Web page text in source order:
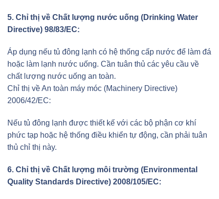
5. Chỉ thị về Chất lượng nước uống (Drinking Water
Directive) 98/83/EC:
Áp dụng nếu tủ đông lạnh có hệ thống cấp nước để làm đá
hoặc làm lạnh nước uống. Cần tuân thủ các yêu cầu về
chất lượng nước uống an toàn.
Chỉ thị về An toàn máy móc (Machinery Directive)
2006/42/EC:
Nếu tủ đông lạnh được thiết kế với các bộ phận cơ khí
phức tạp hoặc hệ thống điều khiển tự động, cần phải tuân
thủ chỉ thị này.
6. Chỉ thị về Chất lượng môi trường (Environmental
Quality Standards Directive) 2008/105/EC: